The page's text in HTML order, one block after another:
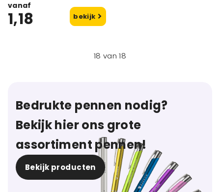
vanaf
1,18 bekijk
18 van 18
Bedrukte pennen nodig?
Bekijk hier ons grote
assortiment pennen!
Bekijk producten